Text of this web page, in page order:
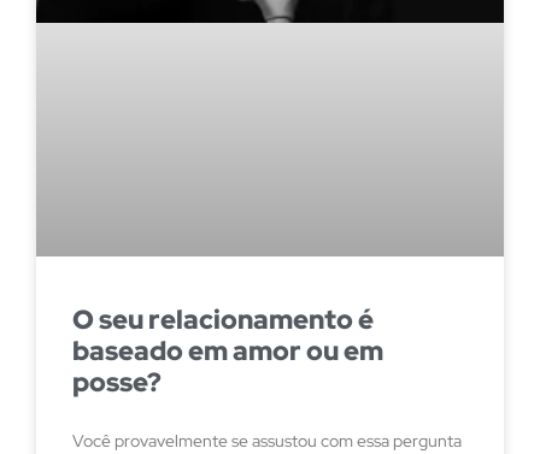
O seu relacionamento é
baseado em amor ou em
posse?
Você provavelmente se assustou com essa pergunta